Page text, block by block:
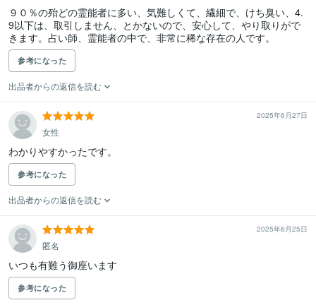
９０％の殆どの霊能者に多い、気難しくて、繊細で、けち臭い、4.
9以下は、取引しません、とかないので、安心して、やり取りがで
きます。占い師、霊能者の中で、非常に稀な存在の人です。
参考になった
出品者からの返信を読む
2025年6月27日
女性
わかりやすかったです。
参考になった
出品者からの返信を読む
2025年6月25日
匿名
いつも有難う御座います
参考になった